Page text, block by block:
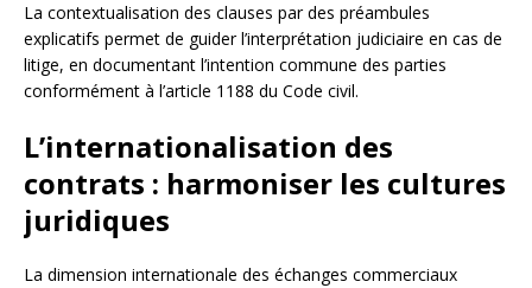
La contextualisation des clauses par des préambules
explicatifs permet de guider l’interprétation judiciaire en cas de
litige, en documentant l’intention commune des parties
conformément à l’article 1188 du Code civil.
L’internationalisation des
contrats : harmoniser les cultures
juridiques
La dimension internationale des échanges commerciaux